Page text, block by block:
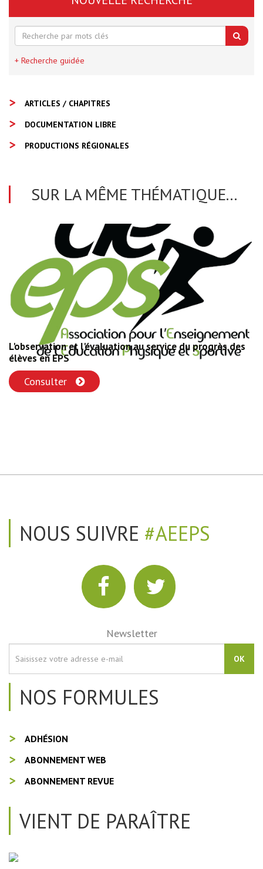
+ Recherche guidée
ARTICLES / CHAPITRES
DOCUMENTATION LIBRE
PRODUCTIONS RÉGIONALES
SUR LA MÊME THÉMATIQUE...
L'observation et l'évaluation au service du progrès des
élèves en EPS
Consulter
NOUS SUIVRE #AEEPS
Newsletter
OK
NOS FORMULES
ADHÉSION
ABONNEMENT WEB
ABONNEMENT REVUE
VIENT DE PARAÎTRE